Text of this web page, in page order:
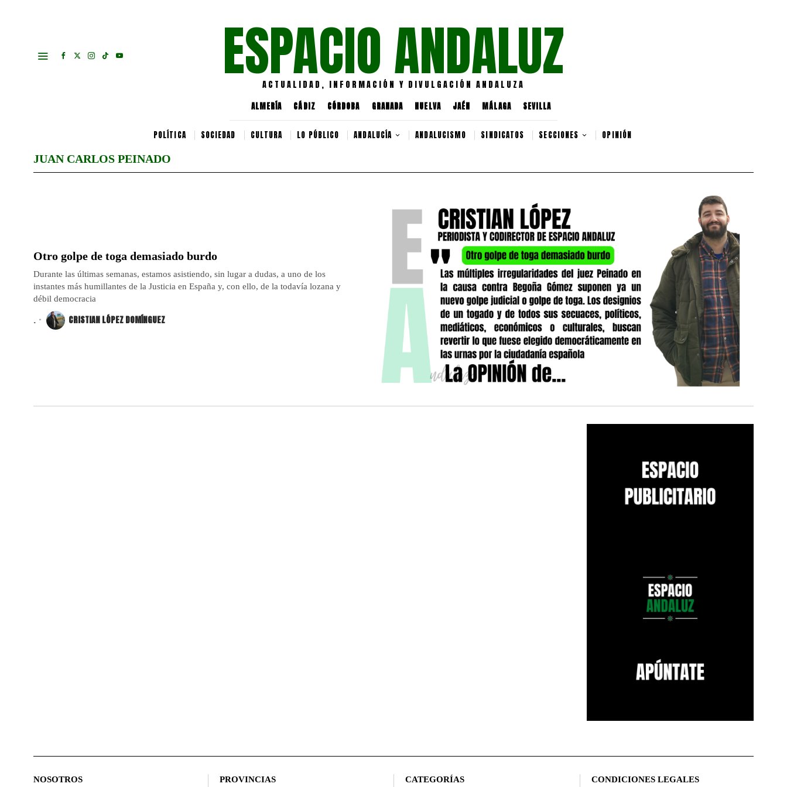
ESPACIO ANDALUZ
ACTUALIDAD, INFORMACIÓN Y DIVULGACIÓN ANDALUZA
ALMERÍA CÁDIZ CÓRDOBA GRANADA HUELVA JAÉN MÁLAGA SEVILLA
POLÍTICA SOCIEDAD CULTURA LO PÚBLICO ANDALUCÍA ANDALUCISMO SINDICATOS SECCIONES OPINIÓN
JUAN CARLOS PEINADO
Otro golpe de toga demasiado burdo
Durante las últimas semanas, estamos asistiendo, sin lugar a dudas, a uno de los
instantes más humillantes de la Justicia en España y, con ello, de la todavía lozana y
débil democracia
. CRISTIAN LÓPEZ DOMÍNGUEZ
NOSOTROS PROVINCIAS CATEGORÍAS CONDICIONES LEGALES